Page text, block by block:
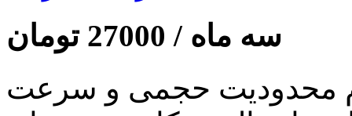
سه ماه / 27000 تومان
محدودیت حجمی و سرعت